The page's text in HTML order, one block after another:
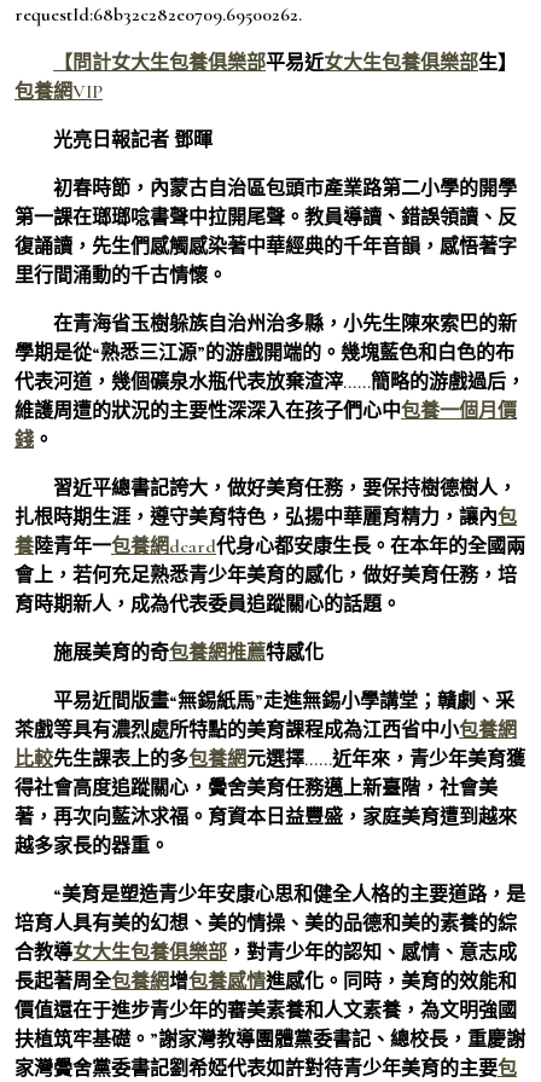
requestId:68b32c282e0709.69500262.
【問計女大生包養俱樂部平易近女大生包養俱樂部生】
包養網VIP
光亮日報記者 鄧暉
初春時節，內蒙古自治區包頭市產業路第二小學的開學
第一課在瑯瑯唸書聲中拉開尾聲。教員導讀、錯誤領讀、反
復誦讀，先生們感觸感染著中華經典的千年音韻，感悟著字
里行間涌動的千古情懷。
在青海省玉樹躲族自治州治多縣，小先生陳來索巴的新
學期是從“熟悉三江源”的游戲開端的。幾塊藍色和白色的布
代表河道，幾個礦泉水瓶代表放棄渣滓……簡略的游戲過后，
維護周遭的狀況的主要性深深入在孩子們心中包養一個月價
錢 。
習近平總書記誇大，做好美育任務，要保持樹德樹人，
扎根時期生涯，遵守美育特色，弘揚中華麗育精力，讓內包
養陸青年一包養網dcard代身心都安康生長。在本年的全國兩
會上，若何充足熟悉青少年美育的感化，做好美育任務，培
育時期新人，成為代表委員追蹤關心的話題。
施展美育的奇包養網推薦特感化
平易近間版畫“無錫紙馬”走進無錫小學講堂；贛劇、采
茶戲等具有濃烈處所特點的美育課程成為江西省中小包養網
比較先生課表上的多包養網元選擇……近年來，青少年美育獲
得社會高度追蹤關心，黌舍美育任務邁上新臺階，社會美
著，再次向藍沐求福。育資本日益豐盛，家庭美育遭到越來
越多家長的器重。
“美育是塑造青少年安康心思和健全人格的主要道路，是
培育人具有美的幻想、美的情操、美的品德和美的素養的綜
合教導女大生包養俱樂部 ，對青少年的認知、感情、意志成
長起著周全包養網增包養感情進感化。同時，美育的效能和
價值還在于進步青少年的審美素養和人文素養，為文明強國
扶植筑牢基礎。”謝家灣教導團體黨委書記、總校長，重慶謝
家灣黌舍黨委書記劉希婭代表如許對待青少年美育的主要包